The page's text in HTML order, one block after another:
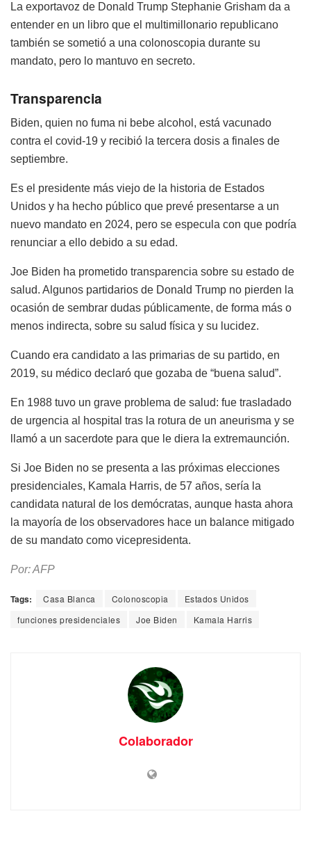
La exportavoz de Donald Trump Stephanie Grisham da a
entender en un libro que el multimillonario republicano
también se sometió a una colonoscopia durante su
mandato, pero lo mantuvo en secreto.
Transparencia
Biden, quien no fuma ni bebe alcohol, está vacunado
contra el covid-19 y recibió la tercera dosis a finales de
septiembre.
Es el presidente más viejo de la historia de Estados
Unidos y ha hecho público que prevé presentarse a un
nuevo mandato en 2024, pero se especula con que podría
renunciar a ello debido a su edad.
Joe Biden ha prometido transparencia sobre su estado de
salud. Algunos partidarios de Donald Trump no pierden la
ocasión de sembrar dudas públicamente, de forma más o
menos indirecta, sobre su salud física y su lucidez.
Cuando era candidato a las primarias de su partido, en
2019, su médico declaró que gozaba de “buena salud”.
En 1988 tuvo un grave problema de salud: fue trasladado
de urgencia al hospital tras la rotura de un aneurisma y se
llamó a un sacerdote para que le diera la extremaunción.
Si Joe Biden no se presenta a las próximas elecciones
presidenciales, Kamala Harris, de 57 años, sería la
candidata natural de los demócratas, aunque hasta ahora
la mayoría de los observadores hace un balance mitigado
de su mandato como vicepresidenta.
Por: AFP
Tags: Casa Blanca Colonoscopia
Estados Unidos
funciones presidenciales
Joe Biden Kamala Harris
Colaborador